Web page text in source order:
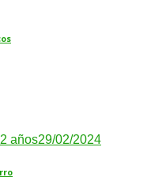
2 años29/02/2024